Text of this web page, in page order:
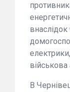
військова
В